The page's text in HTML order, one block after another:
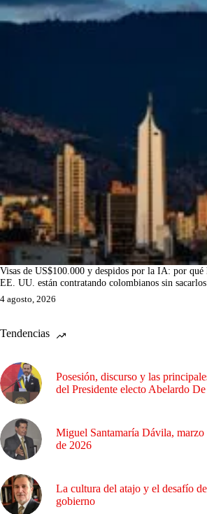
Visas de US$100.000 y despidos por la IA: por qué
EE. UU. están contratando colombianos sin
4 agosto, 2026
Tendencias
Posesión, discurso y las
del Presidente electo Abelardo
Miguel Santamaría Dávila,
de 2026
La cultura del atajo y el desafío
gobierno